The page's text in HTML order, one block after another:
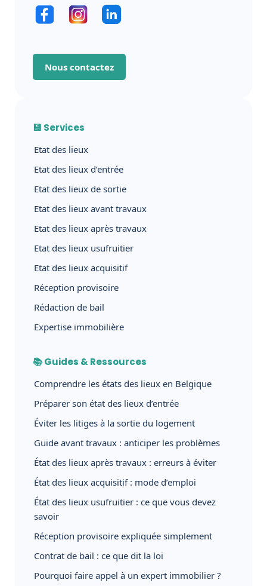
Nous contactez
💾 Services
Etat des lieux
Etat des lieux d’entrée
Etat des lieux de sortie
Etat des lieux avant travaux
Etat des lieux après travaux
Etat des lieux usufruitier
Etat des lieux acquisitif
Réception provisoire
Rédaction de bail
Expertise immobilière
📚 Guides & Ressources
Comprendre les états des lieux en Belgique
Préparer son état des lieux d’entrée
Éviter les litiges à la sortie du logement
Guide avant travaux : anticiper les problèmes
État des lieux après travaux : erreurs à éviter
État des lieux acquisitif : mode d’emploi
État des lieux usufruitier : ce que vous devez
savoir
Réception provisoire expliquée simplement
Contrat de bail : ce que dit la loi
Pourquoi faire appel à un expert immobilier ?